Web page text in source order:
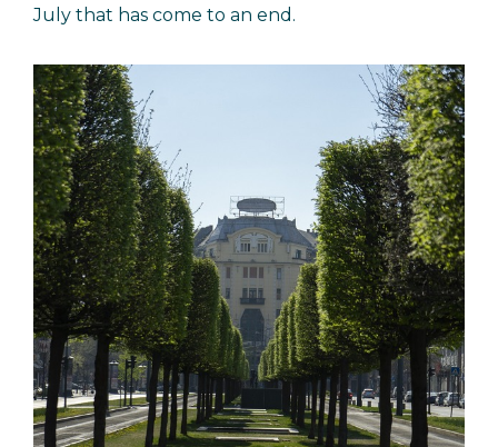
July that has come to an end.